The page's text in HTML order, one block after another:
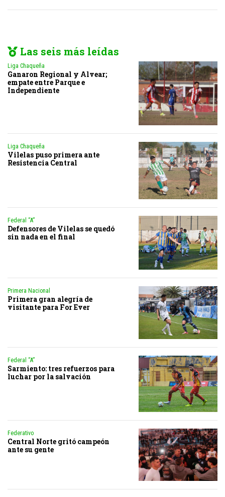
Las seis más leídas
Liga Chaqueña
Ganaron Regional y Alvear;
empate entre Parque e
Independiente
Liga Chaqueña
Vilelas puso primera ante
Resistencia Central
Federal “A”
Defensores de Vilelas se quedó
sin nada en el final
Primera Nacional
Primera gran alegría de
visitante para For Ever
Federal “A”
Sarmiento: tres refuerzos para
luchar por la salvación
Federativo
Central Norte gritó campeón
ante su gente